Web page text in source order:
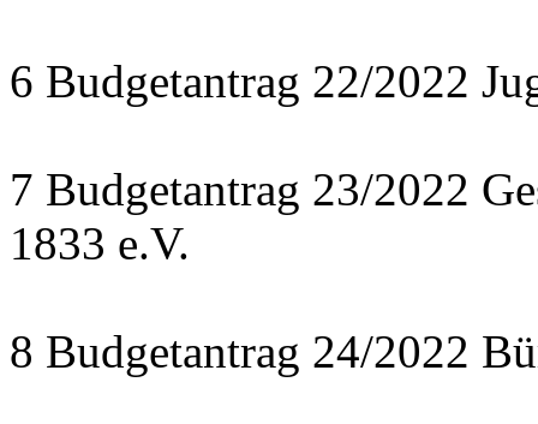
6 Budgetantrag 22/2022
7 Budgetantrag 23/2022
1833 e.V.
8 Budgetantrag 24/2022